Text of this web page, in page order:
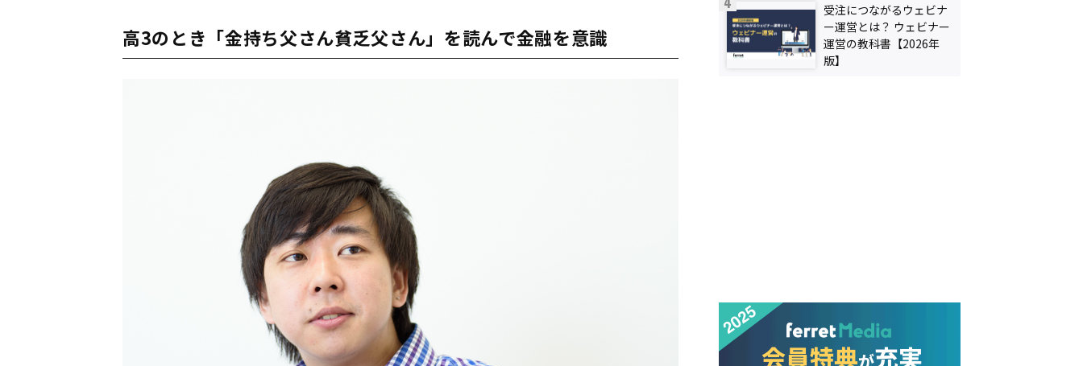
高3のとき「金持ち父さん貧乏父さん」を読んで金融を意識
受注につながるウェビナ
ー運営とは？ ウェビナー
運営の教科書【2026年
版】